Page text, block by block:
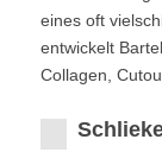
eines oft
entwickelt
Collagen,